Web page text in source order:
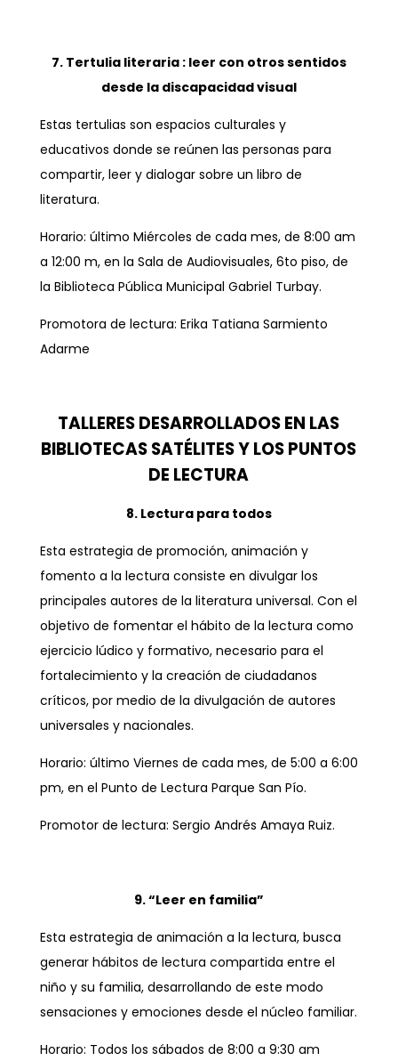
7. Tertulia literaria : leer con otros sentidos
desde la discapacidad visual
Estas tertulias son espacios culturales y
educativos donde se reúnen las personas para
compartir, leer y dialogar sobre un libro de
literatura.
Horario: último Miércoles de cada mes, de 8:00 am
a 12:00 m, en la Sala de Audiovisuales, 6to piso, de
la Biblioteca Pública Municipal Gabriel Turbay.
Promotora de lectura: Erika Tatiana Sarmiento
Adarme
TALLERES DESARROLLADOS EN LAS
BIBLIOTECAS SATÉLITES Y LOS PUNTOS
DE LECTURA
8. Lectura para todos
Esta estrategia de promoción, animación y
fomento a la lectura consiste en divulgar los
principales autores de la literatura universal. Con el
objetivo de fomentar el hábito de la lectura como
ejercicio lúdico y formativo, necesario para el
fortalecimiento y la creación de ciudadanos
críticos, por medio de la divulgación de autores
universales y nacionales.
Horario: último Viernes de cada mes, de 5:00 a 6:00
pm, en el Punto de Lectura Parque San Pío.
Promotor de lectura: Sergio Andrés Amaya Ruiz.
9. “Leer en familia”
Esta estrategia de animación a la lectura, busca
generar hábitos de lectura compartida entre el
niño y su familia, desarrollando de este modo
sensaciones y emociones desde el núcleo familiar.
Horario: Todos los sábados de 8:00 a 9:30 am